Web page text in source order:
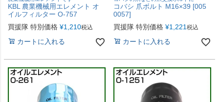
KBL 農業機械用エレメント オ
イルフィルター O-757
買援隊 特別価格 ¥1,210税込
カートに入れる
コバシ 爪ボルト M16×39 [005
0057]
買援隊 特別価格 ¥1,221 税込
カートに入れる